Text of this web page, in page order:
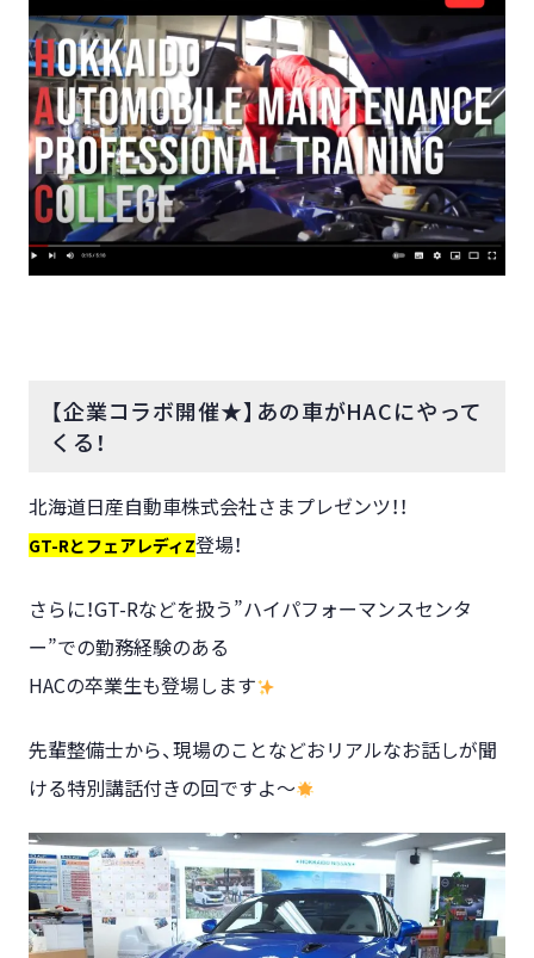
【企業コラボ開催★】あの車がHACにやって
くる！
北海道日産自動車株式会社さまプレゼンツ！！
GT-RとフェアレディZ登場！
さらに！GT-Rなどを扱う”ハイパフォーマンスセンタ
ー”での勤務経験のある
HACの卒業生も登場します
先輩整備士から、現場のことなどおリアルなお話しが聞
ける特別講話付きの回ですよ～